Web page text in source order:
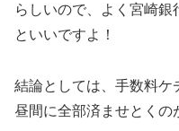
らしいので、よく宮崎
といいですよ！
結論としては、手数料ケ
昼間に全部済ませとくの